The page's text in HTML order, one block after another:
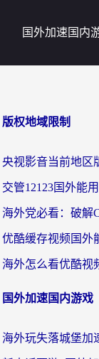
国外加速国内
版权地域限制
国外加速国内游戏